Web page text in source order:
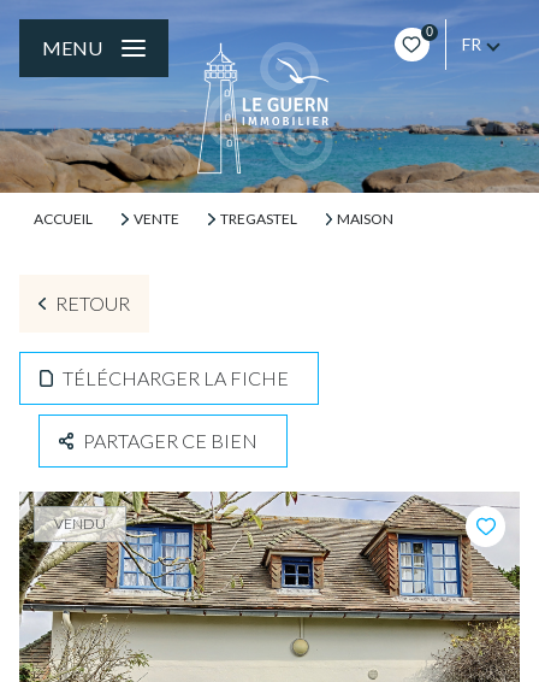
0
FR
MENU
ACCUEIL VENTE TREGASTEL MAISON
RETOUR
TÉLÉCHARGER LA FICHE
PARTAGER CE BIEN
VENDU